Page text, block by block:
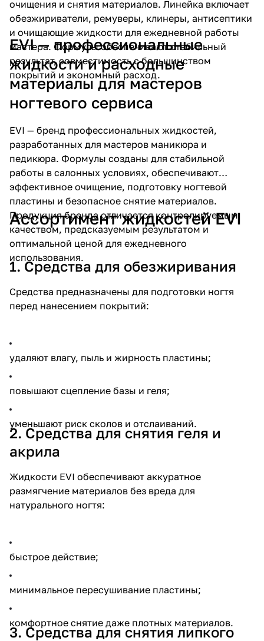
очищения и снятия материалов. Линейка включает
обезжириватели, ремуверы, клинеры, антисептики
и очищающие жидкости для ежедневной работы
мастера. Формулы обеспечивают стабильный
результат, совместимость с большинством
покрытий и экономный расход.
EVI — профессиональные
жидкости и расходные
материалы для мастеров
ногтевого сервиса
EVI — бренд профессиональных жидкостей,
разработанных для мастеров маникюра и
педикюра. Формулы созданы для стабильной
работы в салонных условиях, обеспечивают
эффективное очищение, подготовку ногтевой
пластины и безопасное снятие материалов.
Продукция бренда отличается контролируемым
качеством, предсказуемым результатом и
оптимальной ценой для ежедневного
использования.
Ассортимент жидкостей EVI
1. Средства для обезжиривания
Средства предназначены для подготовки ногтя
перед нанесением покрытий:
удаляют влагу, пыль и жирность пластины;
повышают сцепление базы и геля;
уменьшают риск сколов и отслаиваний.
2. Средства для снятия геля и
акрила
Жидкости EVI обеспечивают аккуратное
размягчение материалов без вреда для
натурального ногтя:
быстрое действие;
минимальное пересушивание пластины;
комфортное снятие даже плотных материалов.
3. Средства для снятия липкого